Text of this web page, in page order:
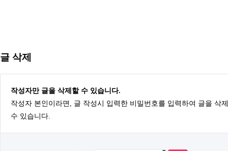
글 삭제
작성자만 글을 삭제할 수 있습니다.
작성자 본인이라면, 글 작성시 입력한 비밀번호를 입력하여 글을 삭
수 있습니다.